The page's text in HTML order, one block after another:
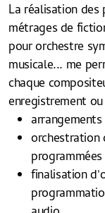
La réalisation
métrages de
pour orchestre
musicale... me
chaque
enregistrement
orchestration
finalisation